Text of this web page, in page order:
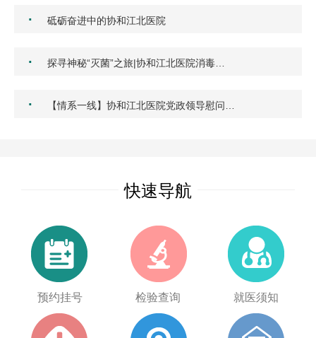
· 砥砺奋进中的协和江北医院
· 探寻神秘“灭菌”之旅|协和江北医院消毒…
· 【情系一线】协和江北医院党政领导慰问…
快速导航
预约挂号 检验查询 就医须知